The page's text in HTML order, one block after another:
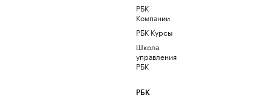
РБК
Компании
РБК Курсы
Школа
управления
РБК
РБК